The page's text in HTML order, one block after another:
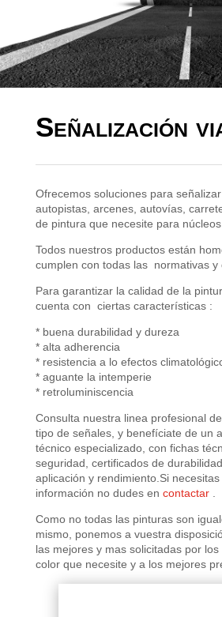
Señalización
Ofrecemos soluciones para
autopistas, arcenes, autovías,
de pintura que necesite para núcleos
Todos nuestros productos están
cumplen con todas las normativas y
Para garantizar la calidad de la
cuenta con ciertas características :
* buena durabilidad y dureza
* alta adherencia
* resistencia a lo efectos
* aguante la intemperie
* retroluminiscencia
Consulta nuestra linea profesional
tipo de señales, y benefíciate de un
técnico especializado, con fichas
seguridad, certificados de
aplicación y rendimiento.Si
información no dudes en contactar.
Como no todas las pinturas son
mismo, ponemos a vuestra
las mejores y mas solicitadas por
color que necesite y a los mejores